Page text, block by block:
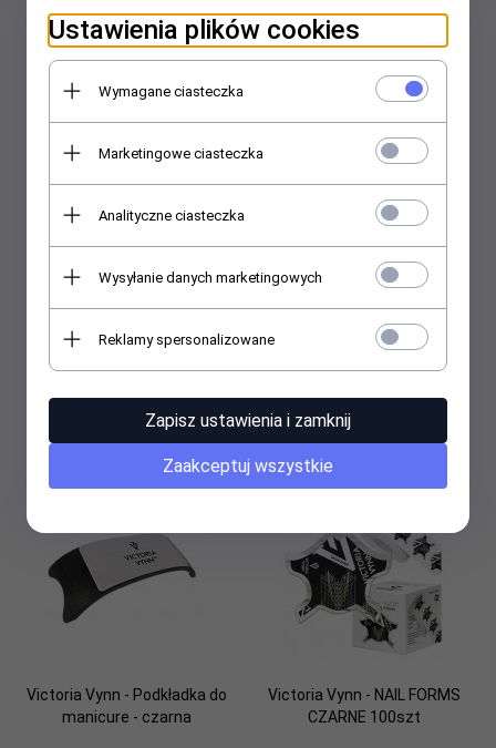
Victoria Vynn - NAIL FORMS
BASIC 400szt
Victoria Vynn - Podkładka do
manicure - biała
PLN
CZARNE 400szt
PLN
BASIC 100szt
18,
Victoria Vynn - Podkładka do
manicure - czarna
Victoria Vynn - NAIL FORMS
CZARNE 100szt
Ustawienia plików cookies
Wymagane ciasteczka
Marketingowe ciasteczka
Analityczne ciasteczka
Wysyłanie danych marketingowych
Reklamy spersonalizowane
Zapisz ustawienia i zamknij
Zaakceptuj wszystkie